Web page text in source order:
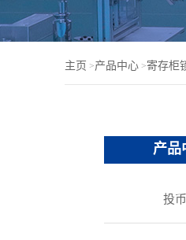
主页 >产品中心 >寄存柜
产品
投